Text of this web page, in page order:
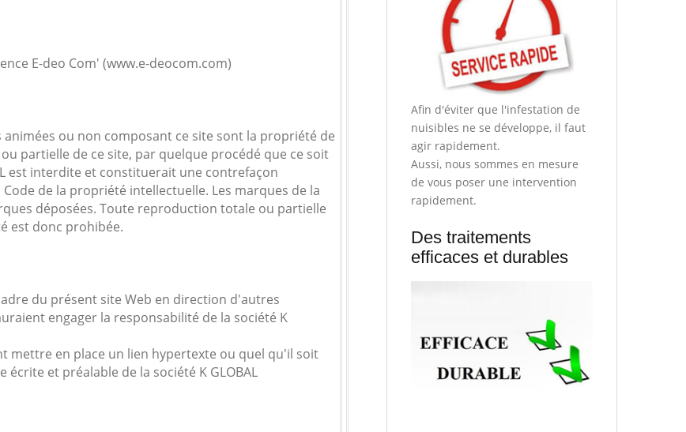
E-deo Com' (www.e-deocom.com)
ou non composant ce site sont la propriété de
partielle de ce site, par quelque procédé que ce soit
est interdite et constituerait une contrefaçon
de la propriété intellectuelle. Les marques de la
déposées. Toute reproduction totale ou partielle
est donc prohibée.
du présent site Web en direction d'autres
engager la responsabilité de la société K
mettre en place un lien hypertexte ou quel qu'il soit
et préalable de la société K GLOBAL
Afin d'éviter que l'infestation de
nuisibles ne se développe, il faut
agir rapidement.
Aussi, nous sommes en mesure
de vous poser une intervention
rapidement.
Des traitements
efficaces et durables